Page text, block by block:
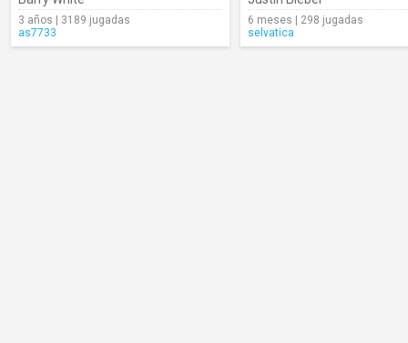
3 años | 3189 jugadas
as7733
6 meses | 298 jugadas
selvatica